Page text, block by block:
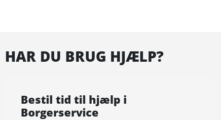
HAR DU BRUG HJÆLP?
Bestil tid til hjælp i
Borgerservice